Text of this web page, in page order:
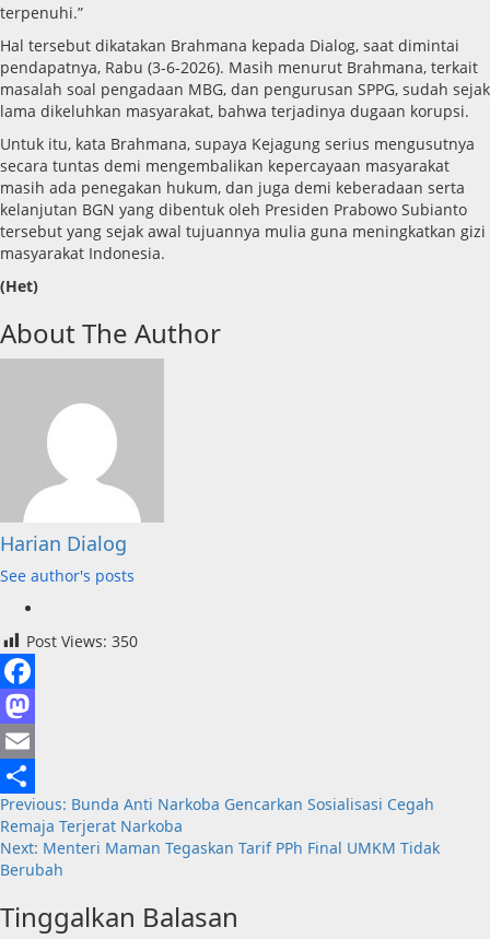
terpenuhi.”
Hal tersebut dikatakan Brahmana kepada Dialog, saat dimintai
pendapatnya, Rabu (3-6-2026). Masih menurut Brahmana, terkait
masalah soal pengadaan MBG, dan pengurusan SPPG, sudah sejak
lama dikeluhkan masyarakat, bahwa terjadinya dugaan korupsi.
Untuk itu, kata Brahmana, supaya Kejagung serius mengusutnya
secara tuntas demi mengembalikan kepercayaan masyarakat
masih ada penegakan hukum, dan juga demi keberadaan serta
kelanjutan BGN yang dibentuk oleh Presiden Prabowo Subianto
tersebut yang sejak awal tujuannya mulia guna meningkatkan gizi
masyarakat Indonesia.
(Het)
About The Author
Harian Dialog
See author's posts
Post Views: 350
Facebook
Mastodon
Email
Share
Post
navigation
Previous: Bunda Anti Narkoba Gencarkan Sosialisasi Cegah
Remaja Terjerat Narkoba
Next: Menteri Maman Tegaskan Tarif PPh Final UMKM Tidak
Berubah
Tinggalkan Balasan